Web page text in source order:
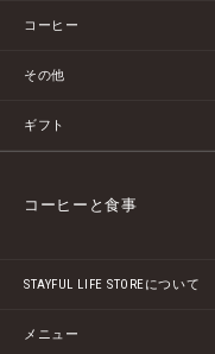
コーヒー
その他
ギフト
コーヒーと食事
STAYFUL LIFE STOREについて
メニュー